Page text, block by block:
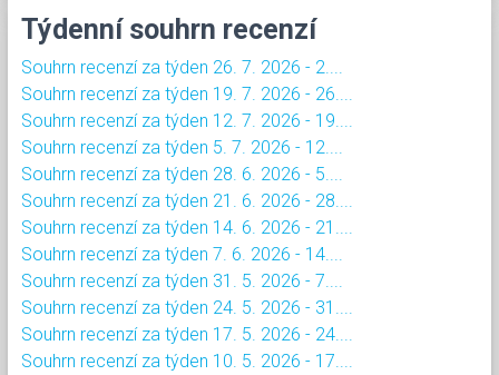
Týdenní souhrn recenzí
Souhrn recenzí za týden 26. 7. 2026 - 2....
Souhrn recenzí za týden 19. 7. 2026 - 26....
Souhrn recenzí za týden 12. 7. 2026 - 19....
Souhrn recenzí za týden 5. 7. 2026 - 12....
Souhrn recenzí za týden 28. 6. 2026 - 5....
Souhrn recenzí za týden 21. 6. 2026 - 28....
Souhrn recenzí za týden 14. 6. 2026 - 21....
Souhrn recenzí za týden 7. 6. 2026 - 14....
Souhrn recenzí za týden 31. 5. 2026 - 7....
Souhrn recenzí za týden 24. 5. 2026 - 31....
Souhrn recenzí za týden 17. 5. 2026 - 24....
Souhrn recenzí za týden 10. 5. 2026 - 17....